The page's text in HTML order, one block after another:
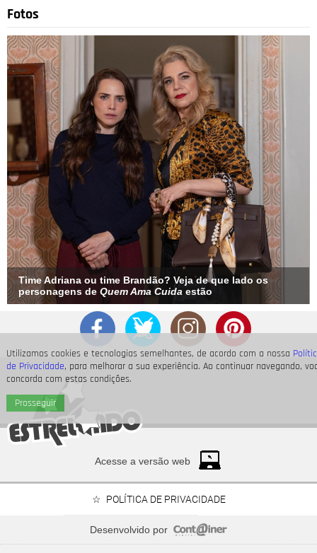
Utilizamos cookies e tecnologias semelhantes, de acordo com a nossa
de Privacidade, para melhorar a sua experiência. Ao continuar navegando,
concorda com estas condições.
Prosseguir
Divulgação 4/5
Falando em seus filhos, Bey disse que quer passar para as
meninas algo que teve em sua criação: - Minha mãe me
ensinou a importância não apenas de ser vista, mas de me
ver. Como mãe de duas meninas, é importante para mim que
elas também se vejam - em livros, filmes e em pistas de
decolagem. É importante para mim que eles se vejam como
CEOs, como chefes, e que eles saibam que podem escrever
o roteiro para suas próprias vidas.
Fotos
Time Adriana ou time Brandão? Veja de que lado os
personagens de Quem Ama Cuida estão
Acesse a versão web
POLÍTICA DE PRIVACIDADE
Desenvolvido por